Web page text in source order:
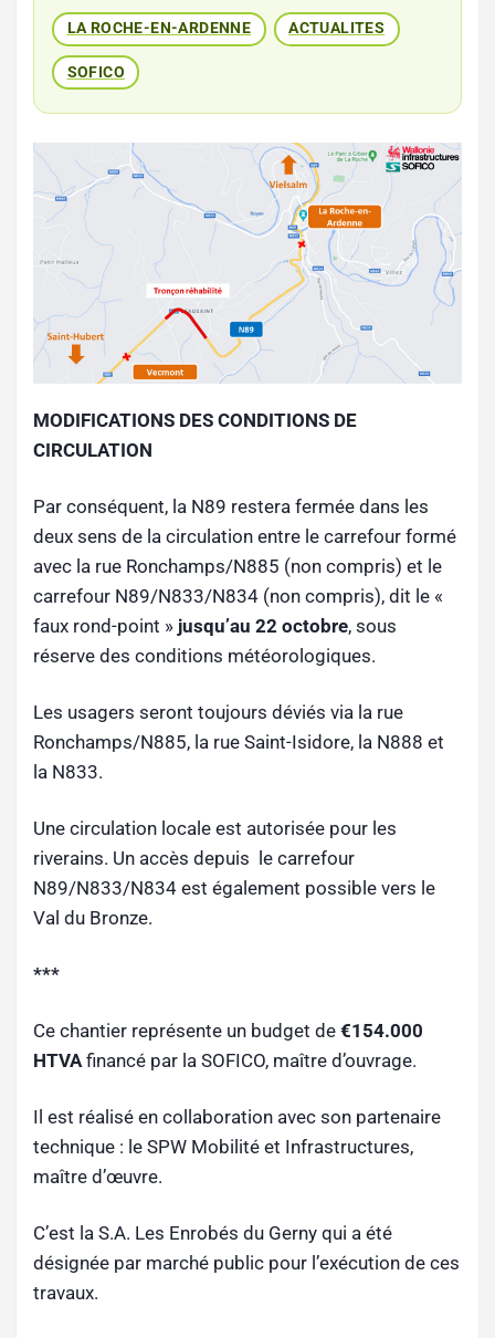
LA ROCHE-EN-ARDENNE ACTUALITES
SOFICO
MODIFICATIONS DES CONDITIONS DE
CIRCULATION
Par conséquent, la N89 restera fermée dans les
deux sens de la circulation entre le carrefour formé
avec la rue Ronchamps/N885 (non compris) et le
carrefour N89/N833/N834 (non compris), dit le «
faux rond-point » jusqu’au 22 octobre, sous
réserve des conditions météorologiques.
Les usagers seront toujours déviés via la rue
Ronchamps/N885, la rue Saint-Isidore, la N888 et
la N833.
Une circulation locale est autorisée pour les
riverains. Un accès depuis le carrefour
N89/N833/N834 est également possible vers le
Val du Bronze.
***
Ce chantier représente un budget de €154.000
HTVAfinancé par la SOFICO, maître d’ouvrage.
Il est réalisé en collaboration avec son partenaire
technique : le SPW Mobilité et Infrastructures,
maître d’œuvre.
C’est la S.A. Les Enrobés du Gerny qui a été
désignée par marché public pour l’exécution de ces
travaux.